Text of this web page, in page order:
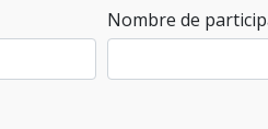
Nombre de